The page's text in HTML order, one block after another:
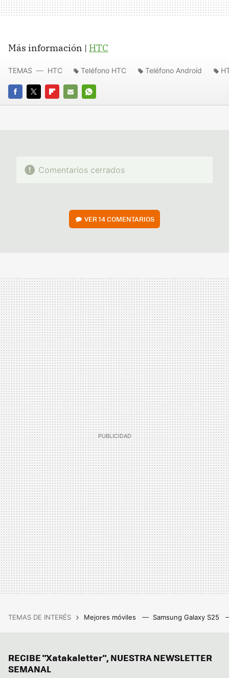
Más información | HTC
FACEBOOK
TWITTERFLIPBOARD
E-
WHATSAPP
TEMAS HTC Teléfono HTC Teléfono Android
Comentarios cerrados
VER14 COMENTARIOS
TEMAS DE INTERÉS Mejores móviles Samsung Galaxy S25
RECIBE "Xatakaletter", NUESTRA NEWSLETTER
SEMANAL